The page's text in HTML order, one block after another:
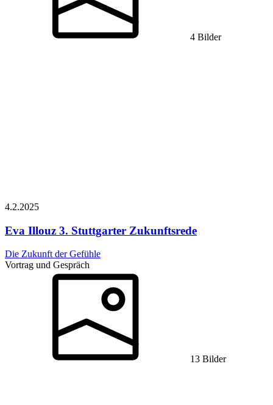
4 Bilder
4.2.2025
Eva Illouz 3. Stuttgarter Zukunftsrede
Die Zukunft der Gefühle
Vortrag und Gespräch
13 Bilder